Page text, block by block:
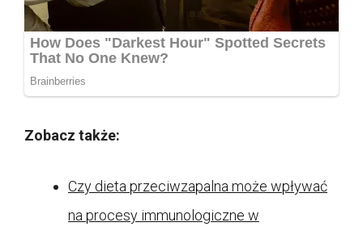
Zobacz także:
Czy dieta przeciwzapalna może wpływać
na procesy immunologiczne w